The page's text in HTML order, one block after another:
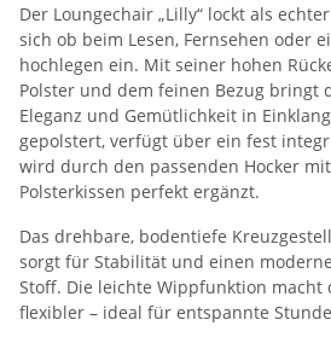
Der Loungechair „Lilly“ lockt als
sich ob beim Lesen, Fernsehen oder
hochlegen ein. Mit seiner hohen
Polster und dem feinen Bezug bringt
Eleganz und Gemütlichkeit in
gepolstert, verfügt über ein fest
wird durch den passenden Hocker
Polsterkissen perfekt ergänzt.
Das drehbare, bodentiefe
sorgt für Stabilität und einen
Stoff. Die leichte Wippfunktion macht
flexibler – ideal für entspannte